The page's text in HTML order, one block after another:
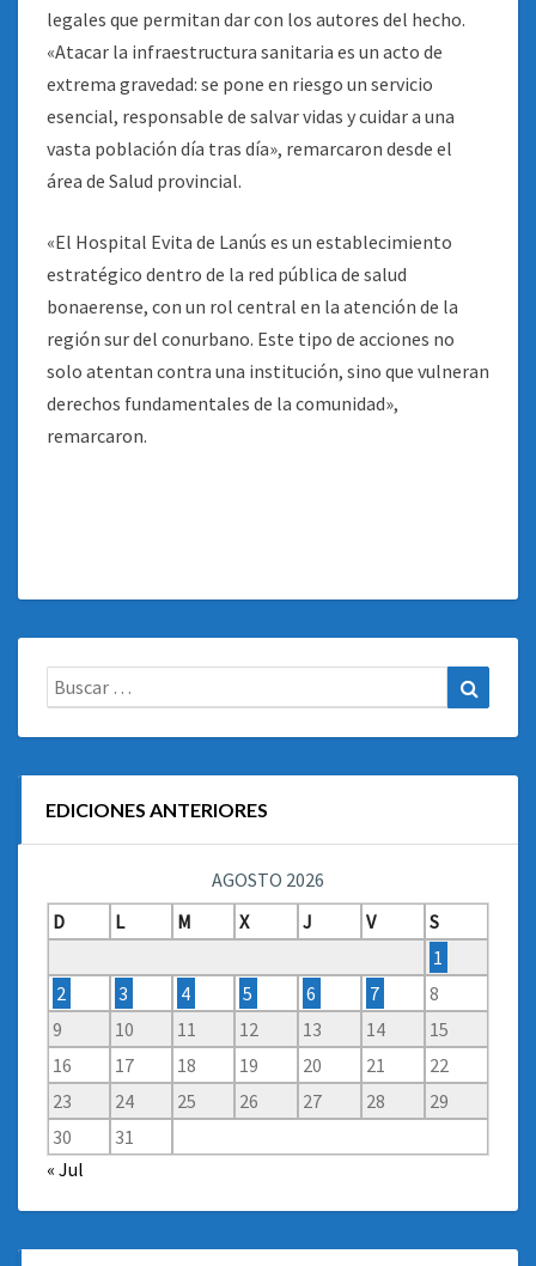
legales que permitan dar con los autores del hecho.
«Atacar la infraestructura sanitaria es un acto de
extrema gravedad: se pone en riesgo un servicio
esencial, responsable de salvar vidas y cuidar a una
vasta población día tras día», remarcaron desde el
área de Salud provincial.
«El Hospital Evita de Lanús es un establecimiento
estratégico dentro de la red pública de salud
bonaerense, con un rol central en la atención de la
región sur del conurbano. Este tipo de acciones no
solo atentan contra una institución, sino que vulneran
derechos fundamentales de la comunidad»,
remarcaron.
Buscar:
EDICIONES ANTERIORES
AGOSTO 2026
D
L M X J V
S
1
2
3 4 5 6 7
8
9
10 11 12 13 14
15
16
17 18 19 20 21
22
23
24 25 26 27 28
29
30
31
« Jul